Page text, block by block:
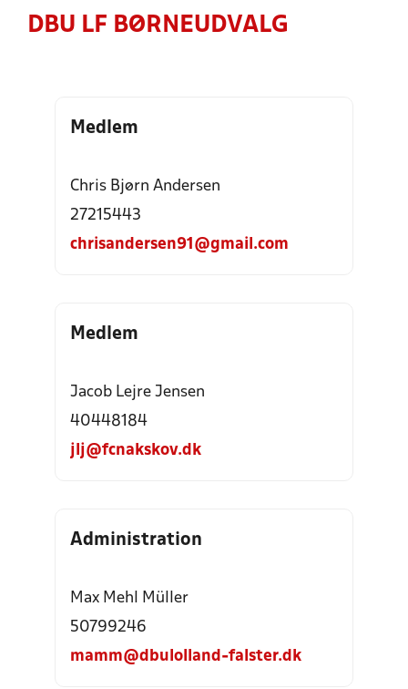
DBU LF BØRNEUDVALG
Medlem
Chris Bjørn Andersen
27215443
chrisandersen91@gmail.com
Medlem
Jacob Lejre Jensen
40448184
jlj@fcnakskov.dk
Administration
Max Mehl Müller
50799246
mamm@dbulolland-falster.dk